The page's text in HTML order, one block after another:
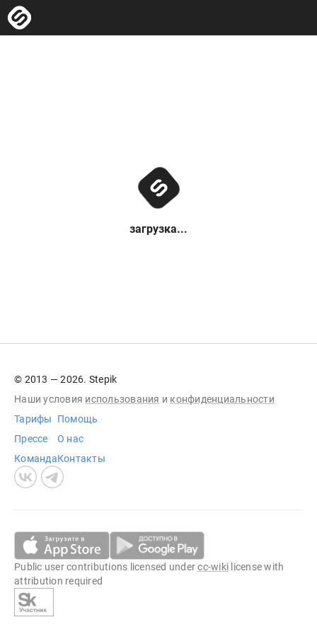
загрузка...
© 2013 — 2026. Stepik
Наши условия использования и конфиденциальности
Тарифы
Прессе
Команда
Помощь
О нас
Контакты
Public user contributions licensed undercc-wiki license with
attribution required